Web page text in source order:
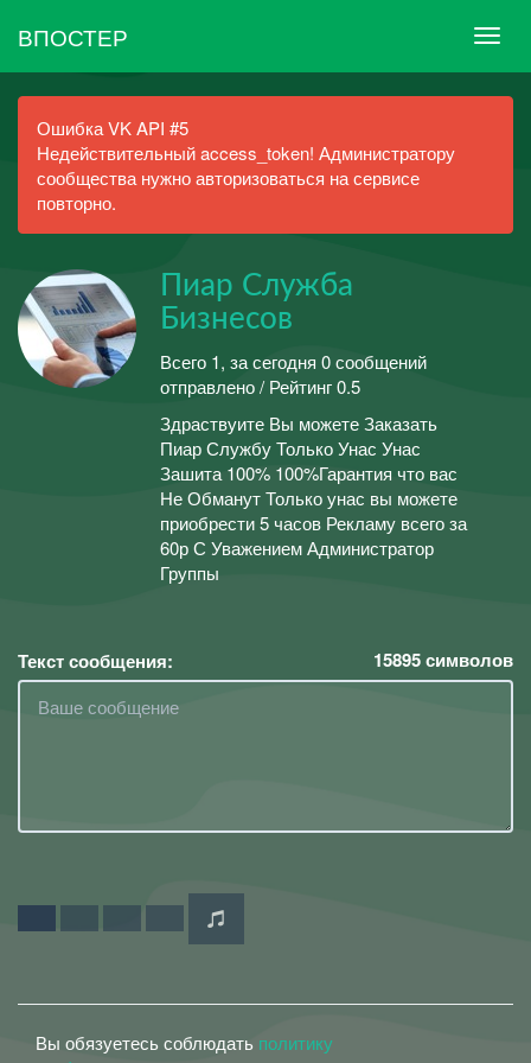
ВПОСТЕР
Ошибка VK API #5
Недействительный access_token! Администратору
сообщества нужно авторизоваться на сервисе
повторно.
Пиар Служба
Бизнесов
Всего 1, за сегодня 0 сообщений
отправлено / Рейтинг 0.5
Здраствуите Вы можете Заказать
Пиар Службу Только Унас Унас
Зашита 100% 100%Гарантия что вас
Не Обманут Только унас вы можете
приобрести 5 часов Рекламу всего за
60р С Уважением Администратор
Группы
Текст сообщения: 15895символов
Вы обязуетесь соблюдать политику